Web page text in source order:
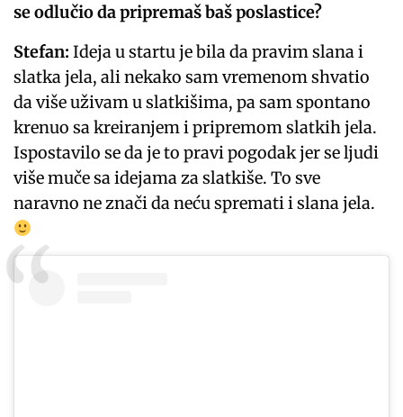
se odlučio dapripremaš baš poslastice?
Stefan: Ideja u startu je bila da pravim slana i
slatka jela, ali nekako sam vremenom shvatio
da više uživam u slatkišima, pa sam spontano
krenuo sa kreiranjem i pripremom slatkih jela.
Ispostavilo se da je to pravi pogodak jer se ljudi
više muče sa idejama za slatkiše. To sve
naravno ne znači da neću spremati i slana jela.